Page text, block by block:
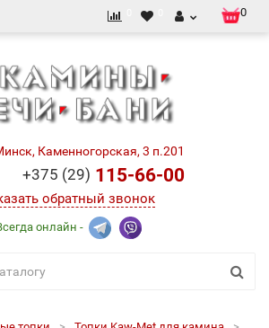
0
Каменногорская, 3 п.201
+375 (29) 115-66-00
обратный звонок
онлайн -